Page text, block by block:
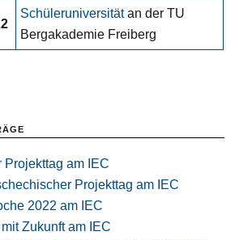
Schüleruniversitätan der TU
Bergakademie Freiberg
Projekttag am IEC
Projekttag am IEC
2022 am IEC
Zukunft am IEC